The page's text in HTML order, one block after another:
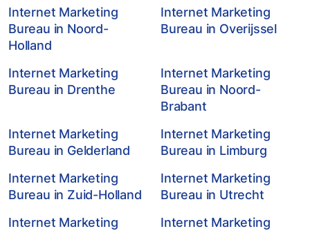
Internet Marketing
Bureau in Noord-
Holland
Internet Marketing
Bureau in Overijssel
Internet Marketing
Bureau in Drenthe
Internet Marketing
Bureau in Noord-
Brabant
Internet Marketing
Bureau in Gelderland
Internet Marketing
Bureau in Limburg
Internet Marketing
Bureau in Zuid-Holland
Internet Marketing
Bureau in Utrecht
Internet Marketing
Internet Marketing